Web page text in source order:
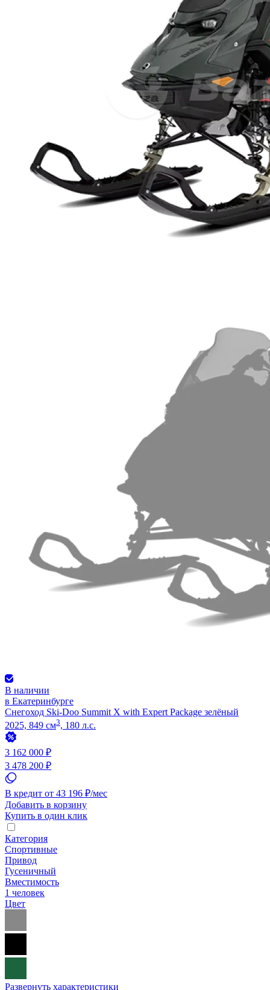
В наличии
в Екатеринбурге
Снегоход Ski-Doo Summit X with Expert Package зелёный
2025, 849 см3, 180 л.с.
3 162 000 ₽
3 478 200 ₽
В кредит от 43 196 ₽/мес
Добавить в корзину
Купить в один клик
Категория
Спортивные
Привод
Гусеничный
Вместимость
1 человек
Цвет
Развернуть характеристики